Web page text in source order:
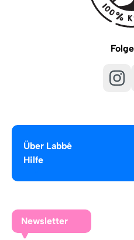
Über Labbé
Hilfe
Newsletter